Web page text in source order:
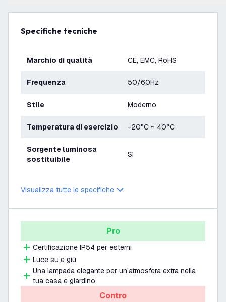
Specifiche tecniche
Marchio di qualità CE, EMC, RoHS
Frequenza 50/60Hz
Stile Moderno
Temperatura di esercizio -20°C ~ 40°C
Sorgente luminosa
sostituibile
Sì
Visualizza tutte le specifiche
Pro
Certificazione IP54 per esterni
Luce su e giù
Una lampada elegante per un'atmosfera extra nella
tua casa e giardino
Contro